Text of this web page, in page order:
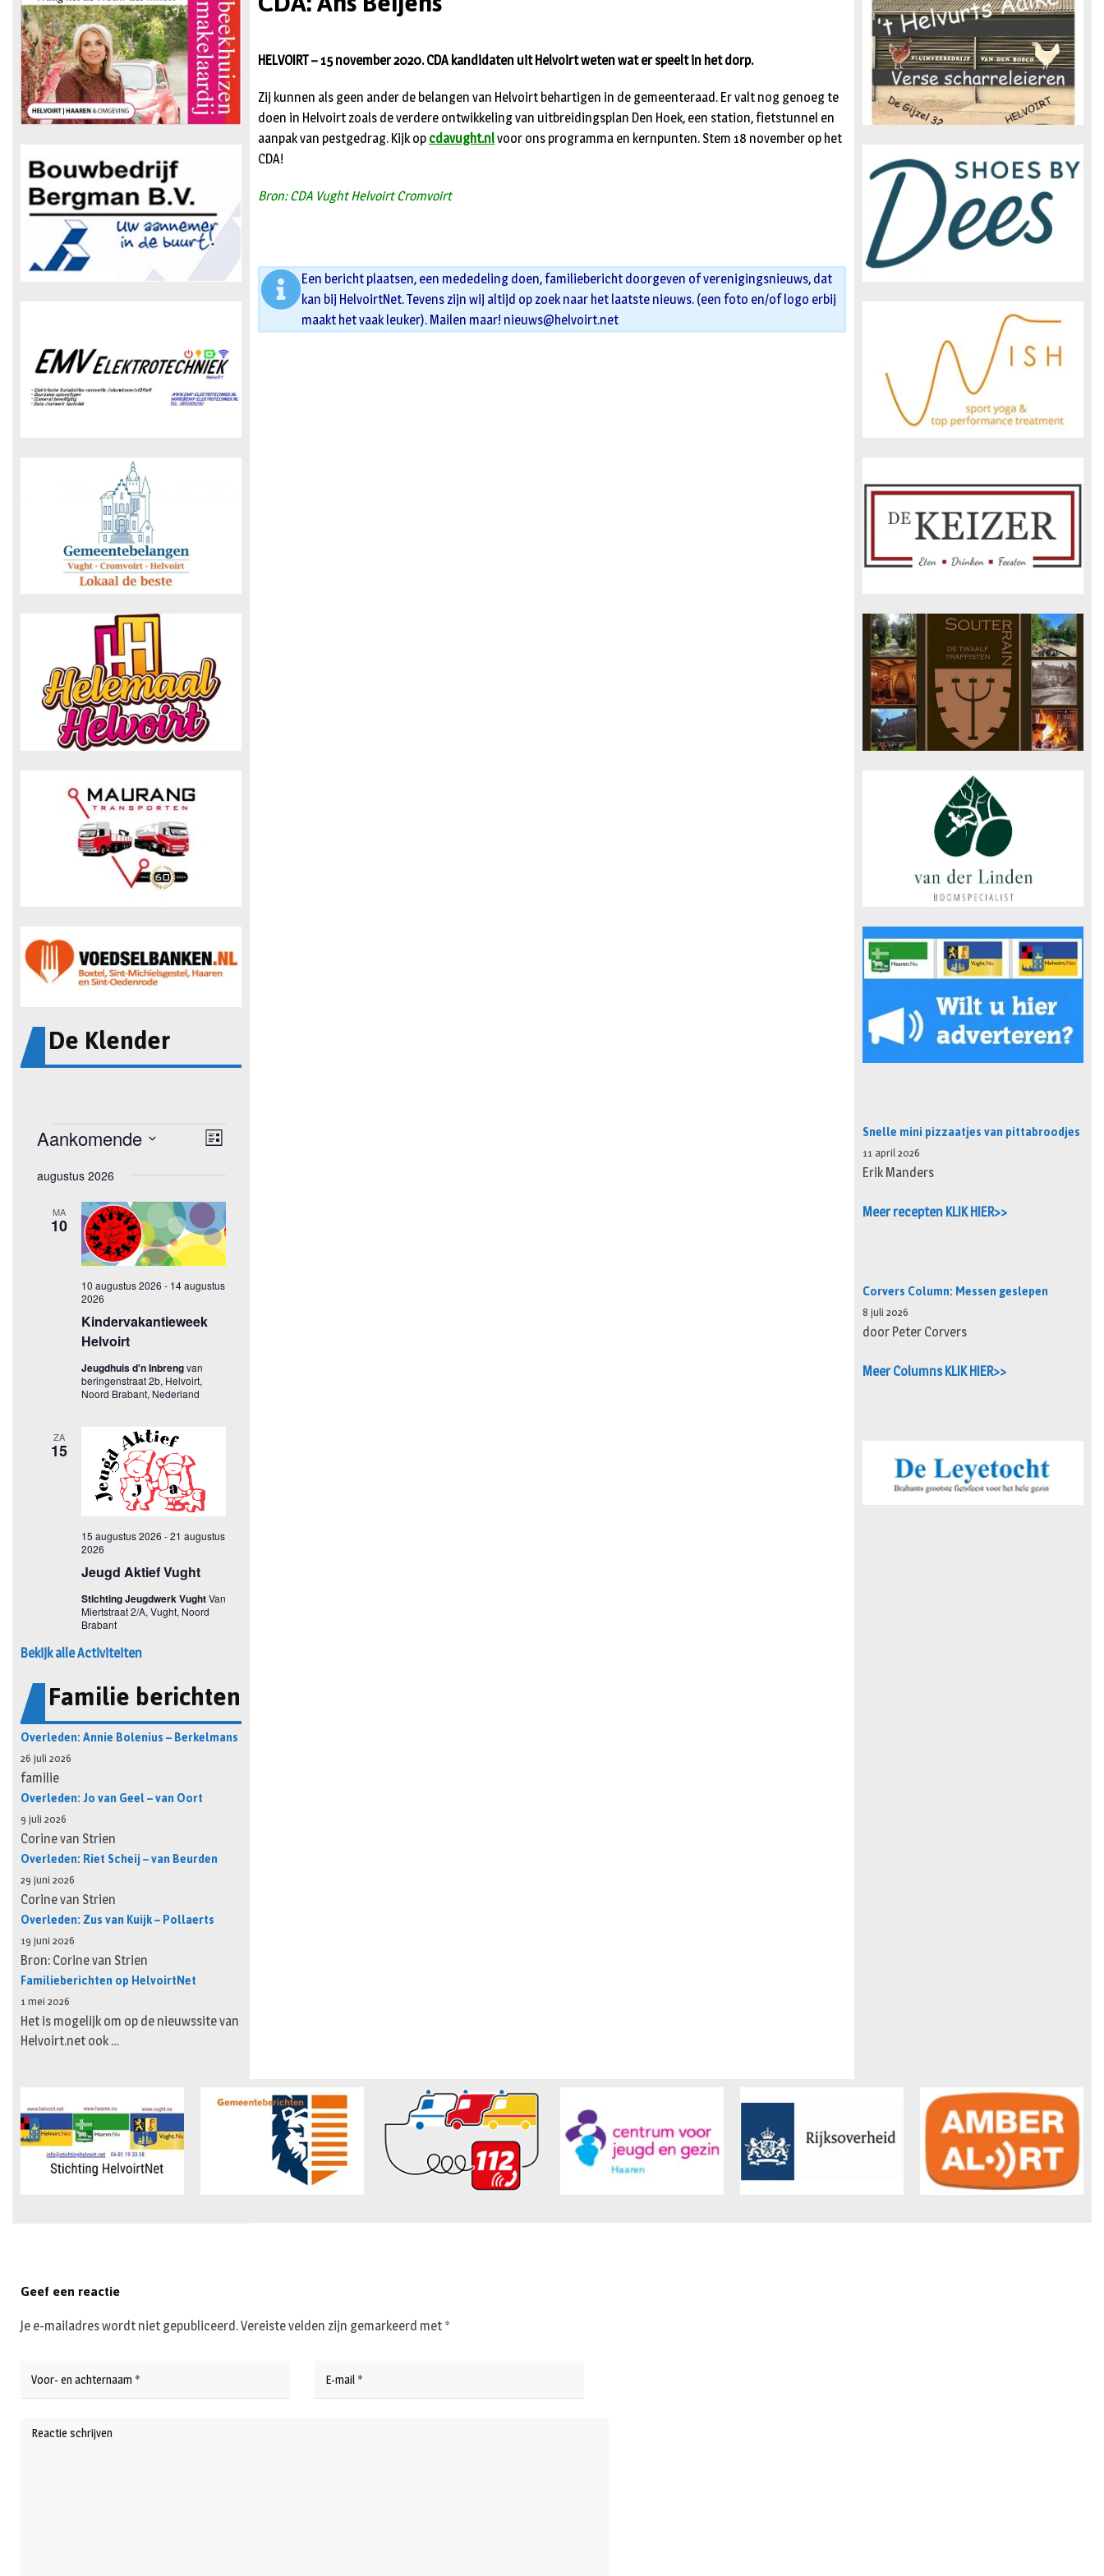
De Klender
Bekijk alle Activiteiten
Familie berichten
Overleden: Annie Bolenius – Berkelmans
26 juli 2026
familie
Overleden: Jo van Geel – van Oort
9 juli 2026
Corine van Strien
Overleden: Riet Scheij – van Beurden
29 juni 2026
Corine van Strien
Overleden: Zus van Kuijk – Pollaerts
19 juni 2026
Bron: Corine van Strien
Familieberichten op HelvoirtNet
1 mei 2026
Het is mogelijk om op de nieuwssite van
Helvoirt.net ook …
HELVOIRT – 15 november 2020. CDA kandidaten uit Helvoirt weten wat er speelt in het dorp.
Zij kunnen als geen ander de belangen van Helvoirt behartigen in de gemeenteraad. Er valt nog genoeg te
doen in Helvoirt zoals de verdere ontwikkeling van uitbreidingsplan Den Hoek, een station, fietstunnel en
aanpak van pestgedrag. Kijk op cdavught.nlvoor ons programma en kernpunten. Stem 18 november op het
CDA!
Bron: CDA Vught Helvoirt Cromvoirt
Een bericht plaatsen, een mededeling doen, familiebericht doorgeven of verenigingsnieuws, dat
kan bij HelvoirtNet. Tevens zijn wij altijd op zoek naar het laatste nieuws. (een foto en/of logo erbij
maakt het vaak leuker). Mailen maar! nieuws@helvoirt.net
Snelle mini pizzaatjes van pittabroodjes
11 april 2026
Erik Manders
Meer recepten KLIK HIER>>
Corvers Column: Messen geslepen
8 juli 2026
door Peter Corvers
Meer Columns KLIK HIER>>
Geef een reactie
Je e-mailadres wordt niet gepubliceerd.Vereiste velden zijn gemarkeerd met *
n